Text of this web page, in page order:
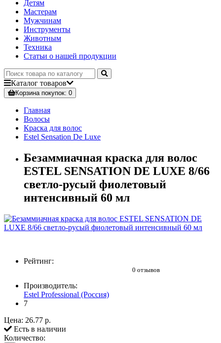
Детям
Мастерам
Мужчинам
Инструменты
Животным
Техника
Статьи о нашей продукции
Каталог товаров
Корзинапокупок: 0
Главная
Волосы
Краска для волос
Estel Sensation De Luxe
Безаммиачная краска для волос
ESTEL SENSATION DE LUXE 8/66
светло-русый фиолетовый
интенсивный 60 мл
Рейтинг:
0 отзывов
Производитель:
Estel Professional (Россия)
7
Цена: 26.77 р.
Есть в наличии
Количество: